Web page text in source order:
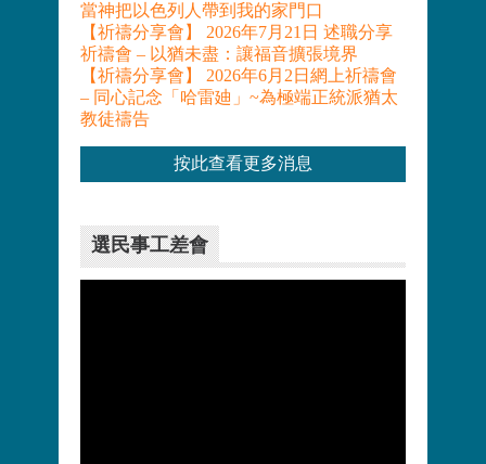
當神把以色列人帶到我的家門口
【祈禱分享會】 2026年7月21日 述職分享
祈禱會 – 以猶未盡：讓福音擴張境界
【祈禱分享會】 2026年6月2日網上祈禱會
– 同心記念「哈雷廸」~為極端正統派猶太
教徒禱告
按此查看更多消息
選民事工差會